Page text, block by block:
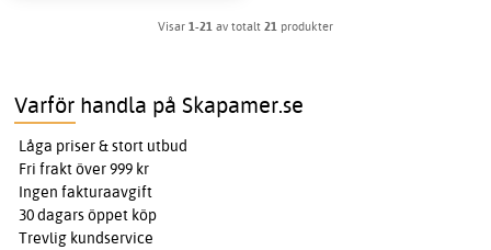
Visar 1-21 av totalt 21 produkter
Varför handla på Skapamer.se
Låga priser & stort utbud
Fri frakt över 999 kr
Ingen fakturaavgift
30 dagars öppet köp
Trevlig kundservice